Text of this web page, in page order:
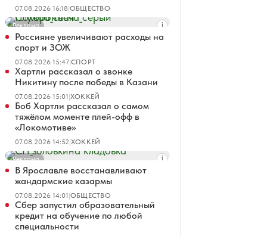
07.08.2026 16:18|ОБЩЕСТВО
Реклама
Россияне увеличивают расходы на
спорт и ЗОЖ
07.08.2026 15:47|СПОРТ
Хартли рассказал о звонке
Никитину после победы в Казани
07.08.2026 15:01|ХОККЕЙ
Боб Хартли рассказал о самом
тяжёлом моменте плей-офф в
«Локомотиве»
07.08.2026 14:52|ХОККЕЙ
Реклама
В Ярославле восстанавливают
жандармские казармы
07.08.2026 14:01|ОБЩЕСТВО
Сбер запустил образовательный
кредит на обучение по любой
специальности